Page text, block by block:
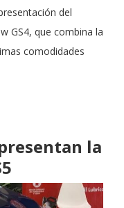
del
GS4, que combina la
comodidades
la